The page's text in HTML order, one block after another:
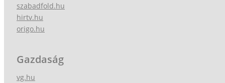
szabadfold.hu
hirtv.hu
origo.hu
Gazdaság
vg.hu